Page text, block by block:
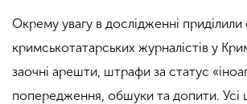
Окрему увагу в дослідженні
кримськотатарських журналістів у
заочні арешти, штрафи за статус
попередження, обшуки та допити. Усі